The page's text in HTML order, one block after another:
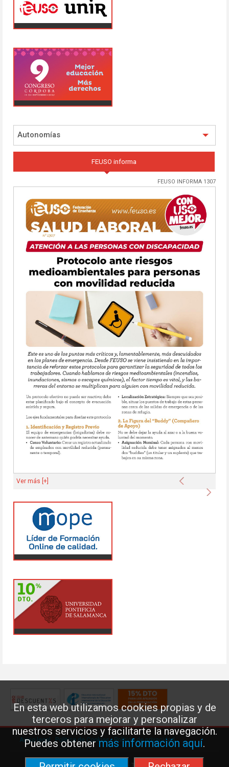
En esta web utilizamos cookies propias y de
terceros para mejorar y personalizar
nuestros servicios y facilitarte la navegación.
Puedes obtenermás información aquí.
Autonomías
FEUSO informa
FEUSO INFORMA 1307
Anterior
Ver más [+]
Aviso legal Política de Cookies· Política de privacidad
Federación de Enseñanza de USO · Teléfono: 91 577 41 13 ·